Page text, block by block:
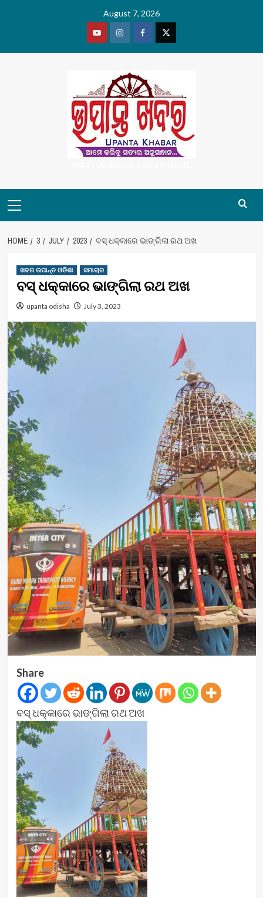
August 7, 2026
YoutubeVimeoFacebookTwitter
Menu
HOME 3 JULY 2023 ବସ୍ ଧକ୍କାରେ ଭାଙ୍ଗିଲା ରଥ ଅଖ
ଖବର ଉପାନ୍ତ ଓଡିଶା ସମାଚାର
ବସ୍ ଧକ୍କାରେ ଭାଙ୍ଗିଲା ରଥ ଅଖ
upanta odisha July 3, 2023
Share
ବସ୍ ଧକ୍କାରେ ଭାଙ୍ଗିଲା ରଥ ଅଖ